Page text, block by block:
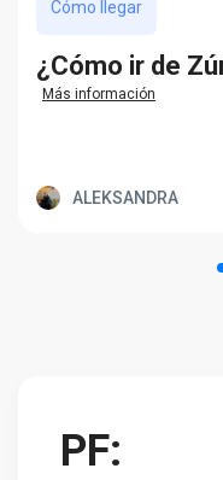
Cómo llegar
¿Cómo ir de
Más información
ALEKSANDRA
PF: